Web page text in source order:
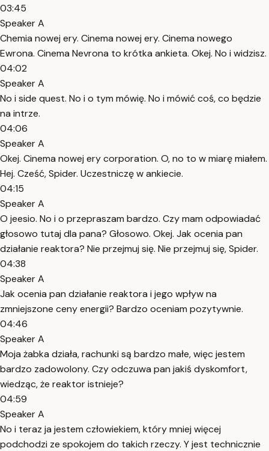
03:45
Speaker A
Chemia nowej ery. Cinema nowej ery. Cinema nowego
Ewrona. Cinema Nevrona to krótka ankieta. Okej. No i widzisz.
04:02
Speaker A
No i side quest. No i o tym mówię. No i mówić coś, co będzie
na intrze.
04:06
Speaker A
Okej. Cinema nowej ery corporation. O, no to w miarę miałem.
Hej. Cześć, Spider. Uczestniczę w ankiecie.
04:15
Speaker A
O jeesio. No i o przepraszam bardzo. Czy mam odpowiadać
głosowo tutaj dla pana? Głosowo. Okej. Jak ocenia pan
działanie reaktora? Nie przejmuj się. Nie przejmuj się, Spider.
04:38
Speaker A
Jak ocenia pan działanie reaktora i jego wpływ na
zmniejszone ceny energii? Bardzo oceniam pozytywnie.
04:46
Speaker A
Moja żabka działa, rachunki są bardzo małe, więc jestem
bardzo zadowolony. Czy odczuwa pan jakiś dyskomfort,
wiedząc, że reaktor istnieje?
04:59
Speaker A
No i teraz ja jestem człowiekiem, który mniej więcej
podchodzi ze spokojem do takich rzeczy. Y jest technicznie